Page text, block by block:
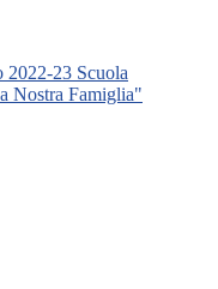
2022-23 Scuola
Nostra Famiglia"